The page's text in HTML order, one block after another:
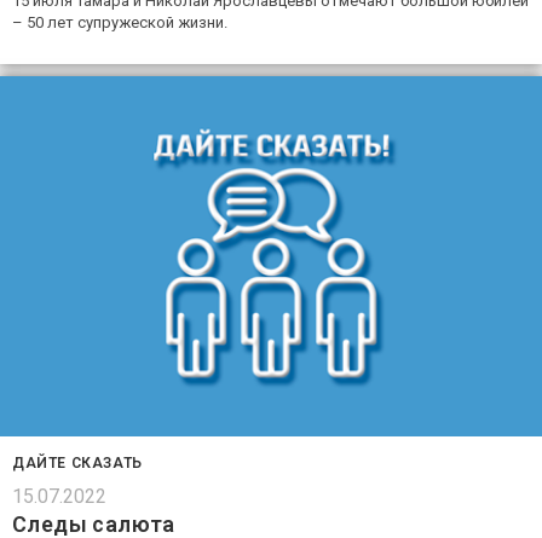
– 50 лет супружеской жизни.
ДАЙТЕ СКАЗАТЬ
15.07.2022
Следы салюта